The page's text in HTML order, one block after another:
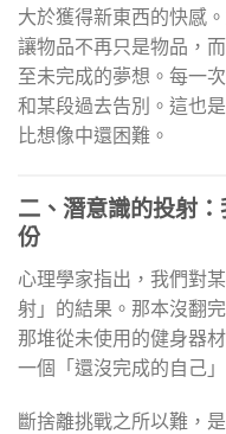
大於獲得新東西的快感
讓物品不再只是物品，
至未完成的夢想。每一
和某段過去告別。這也
比想像中還困難。
二、潛意識的投射
份
心理學家指出，我們對
射」的結果。那本沒翻
那堆從未使用的健身器
一個「還沒完成的自己」
斷捨離挑戰之所以難，